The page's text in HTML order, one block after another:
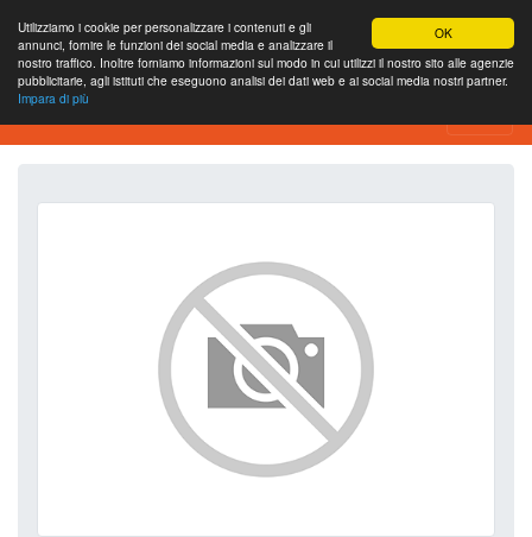
OK
Utilizziamo i cookie per personalizzare i contenuti e gli
annunci, fornire le funzioni dei social media e analizzare il
nostro traffico. Inoltre forniamo informazioni sul modo in cui utilizzi il nostro sito alle agenzie
pubblicitarie, agli istituti che eseguono analisi dei dati web e ai social media nostri partner.
Impara di più
SEO Analytics